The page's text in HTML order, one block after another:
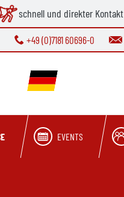
schnell und direkter Kontakt
+49 (0)7181 60696-0
EVENTS